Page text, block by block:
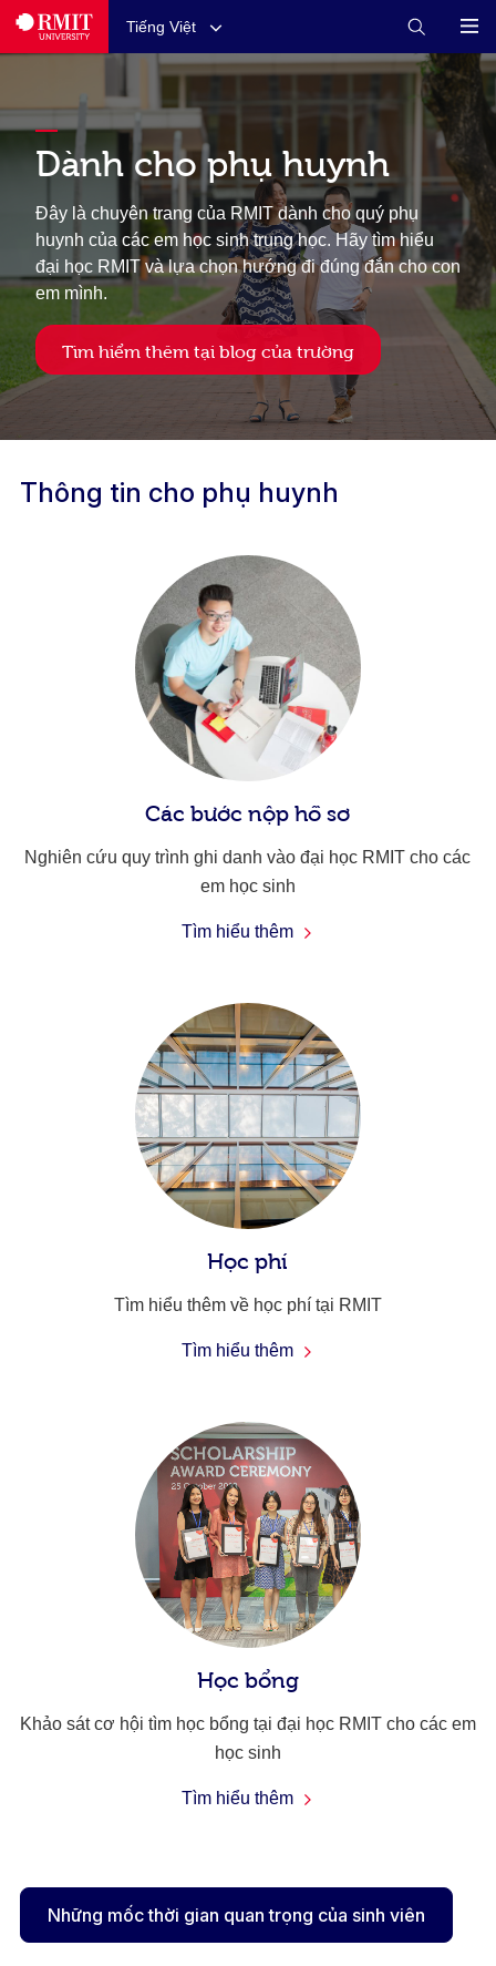
Tiếng Việt
Dành cho phụ huynh
Đây là chuyên trang của RMIT dành cho quý phụ
huynh của các em học sinh trung học. Hãy tìm hiểu
đại học RMIT và lựa chọn hướng đi đúng đắn cho con
em mình.
Tìm hiểm thêm tại blog của trường
Thông tin cho phụ huynh
Các bước nộp hồ sơ
Nghiên cứu quy trình ghi danh vào đại học RMIT cho các
em học sinh
Tìm hiểu thêm
Học phí
Tìm hiểu thêm về học phí tại RMIT
Tìm hiểu thêm
Học bổng
Khảo sát cơ hội tìm học bổng tại đại học RMIT cho các em
học sinh
Tìm hiểu thêm
Những mốc thời gian quan trọng của sinh viên